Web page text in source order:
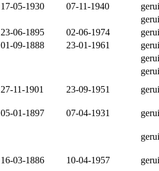
17-05-1930 07-11-1940
23-06-1895 02-06-1974
01-09-1888 23-01-1961
27-11-1901 23-09-1951
05-01-1897 07-04-1931
16-03-1886 10-04-1957